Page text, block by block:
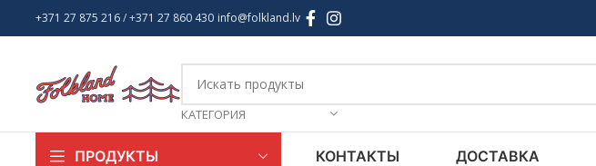
+371 27 875 216/ +371 27 860 430 info@folkland.lv
КАТЕГОРИЯ
ПРОДУКТЫ КОНТАКТЫ ДОСТАВКА